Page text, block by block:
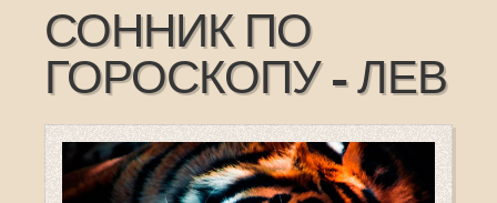
СОННИК ПО
ГОРОСКОПУ - ЛЕВ